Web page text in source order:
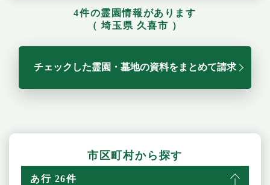
4件の霊園情報があります
（ 埼玉県 久喜市 ）
チェックした霊園・墓地の資料をまとめて請求
市区町村から探す
あ行 26件